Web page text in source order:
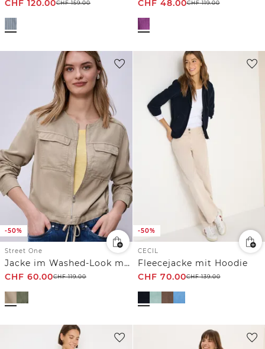
CHF 120.00CHF159.00 CHF 48.00CHF119.00
-50%
Street One
Jacke im Washed-Look mit Tunnelzug
CHF 60.00CHF119.00
-50%
CECIL
Fleecejacke mit Hoodie
CHF 70.00CHF139.00